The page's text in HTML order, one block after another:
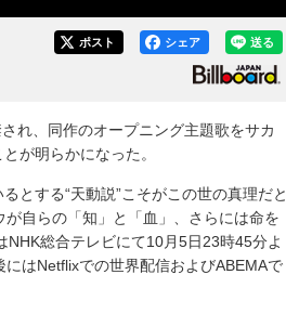
送る
シェア
ポスト
、同作のオープニング主題歌をサカ
が明らかになった。
とする“天動説”こそがこの世の真理だと
自らの「知」と「血」、さらには命を
総合テレビにて10月5日23時45分よ
はNetflixでの世界配信およびABEMAで